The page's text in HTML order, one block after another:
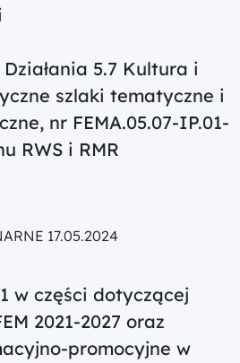
5.7 Kultura i
szlaki tematyczne i
nr FEMA.05.07-IP.01-
RWS i RMR
17.05.2024
w części dotyczącej
2021-2027 oraz
promocyjne w